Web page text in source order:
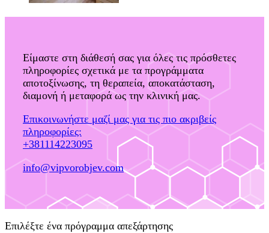
Είμαστε στη διάθεσή σας για όλες τις πρόσθετες
πληροφορίες σχετικά με τα προγράμματα
αποτοξίνωσης, τη θεραπεία, αποκατάσταση,
διαμονή ή μεταφορά ως την κλινική μας.
Επικοινωνήστε μαζί μας για τις πιο ακριβείς
πληροφορίες:
+381114223095
info@vipvorobjev.com
Επιλέξτε ένα πρόγραμμα απεξάρτησης